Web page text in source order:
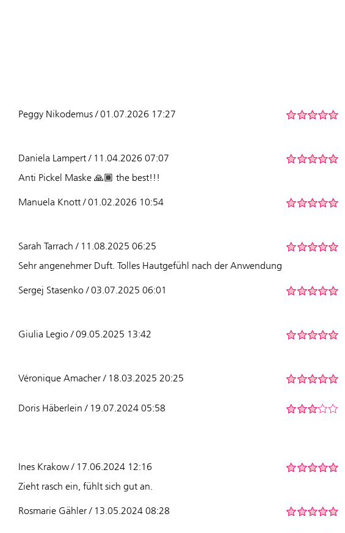
Peggy Nikodemus / 01.07.2026 17:27
Daniela Lampert / 11.04.2026 07:07
Anti Pickel Maske 🙏🏾 the best!!!
Manuela Knott / 01.02.2026 10:54
Sarah Tarrach / 11.08.2025 06:25
Sehr angenehmer Duft. Tolles Hautgefühl nach der Anwendung
Sergej Stasenko / 03.07.2025 06:01
Giulia Legio / 09.05.2025 13:42
Véronique Amacher / 18.03.2025 20:25
Doris Häberlein / 19.07.2024 05:58
Ines Krakow / 17.06.2024 12:16
Zieht rasch ein, fühlt sich gut an.
Rosmarie Gähler / 13.05.2024 08:28